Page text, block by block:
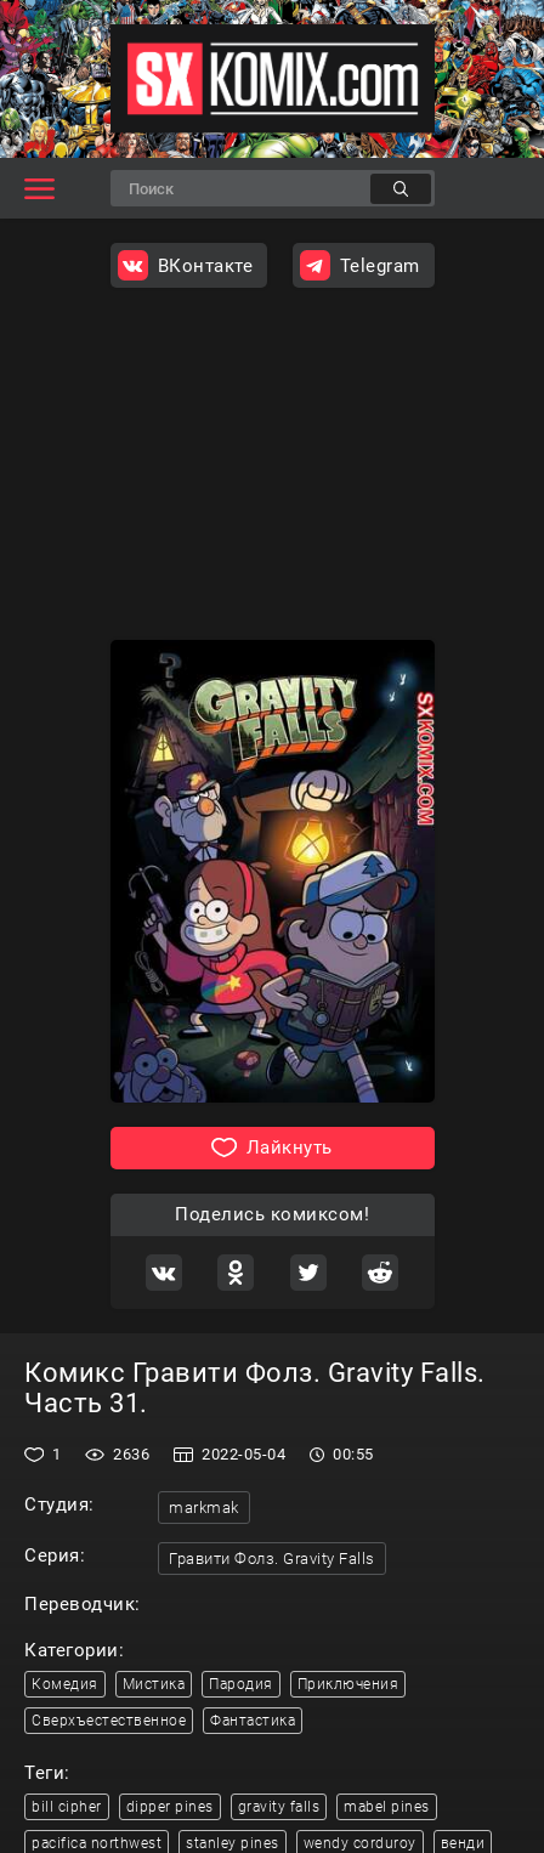
ВКонтакте Telegram
Лайкнуть
Поделись комиксом!
Комикс Гравити Фолз. Gravity Falls.
Часть 31.
1 2636 2022-05-04 00:55
Студия: markmak
Серия: Гравити Фолз. Gravity Falls
Переводчик:
Категории:
Комедия Мистика Пародия Приключения
Сверхъестественное Фантастика
Теги:
bill cipher dipper pines gravity falls mabel pines
pacifica northwest stanley pines wendy corduroy венди